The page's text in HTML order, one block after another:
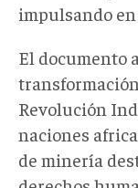
impulsando
El documento
Revolución
naciones
de minería